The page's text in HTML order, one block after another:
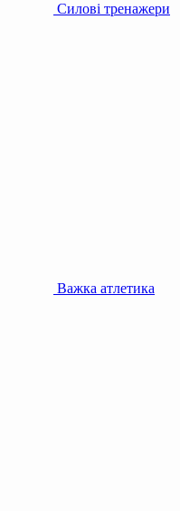
Силові тренажери
Важка атлетика